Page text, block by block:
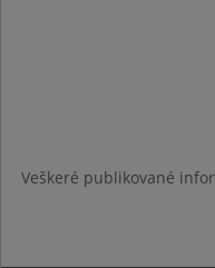
Veškeré publikované